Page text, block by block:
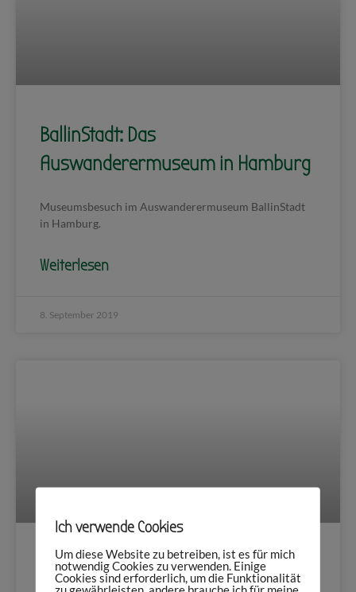
BallinStadt: Das
Auswanderermuseum in Hamburg
Museumsbesuch im Auswanderermuseum BallinStadt
in Hamburg.
Weiterlesen
8. September 2019
Geschichte & Museum: Das Neue
Ich verwende Cookies
Um diese Website zu betreiben, ist es für mich
notwendig Cookies zu verwenden. Einige
Cookies sind erforderlich, um die Funktionalität
zu gewährleisten, andere brauche ich für meine